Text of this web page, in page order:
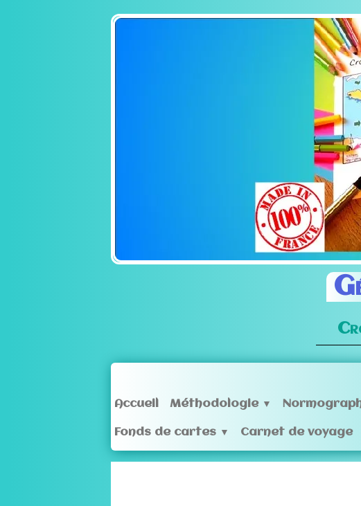
Accueil Méthodologie ▼
Fonds de cartes ▼ Carnet de voyage